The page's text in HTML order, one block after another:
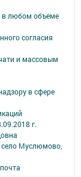
в любом объеме
согласия
и массовым
в сфере
г.
Муслюмово,